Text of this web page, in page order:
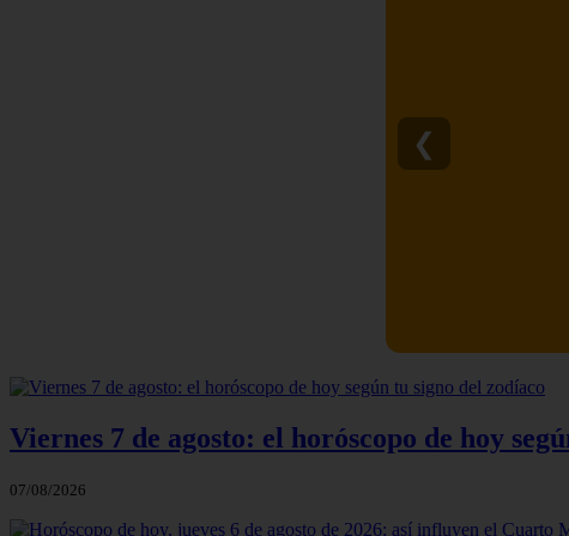
❮
Viernes 7 de agosto: el horóscopo de hoy
07/08/2026